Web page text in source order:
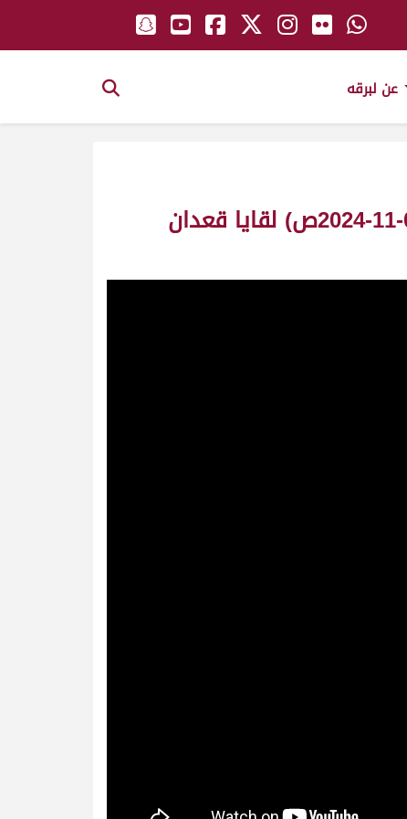
ش4 الدنقلاوي لـ سهيل راشد عبيد دغيش الكتبي (مهرجان حاكم الشارقة 05-11-2024ص) لقايا قعدان